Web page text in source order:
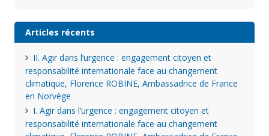
Articles récents
II. Agir dans l’urgence : engagement citoyen et
responsabilité internationale face au changement
climatique, Florence ROBINE, Ambassadrice de France
en Norvège
I. Agir dans l’urgence : engagement citoyen et
responsabilité internationale face au changement